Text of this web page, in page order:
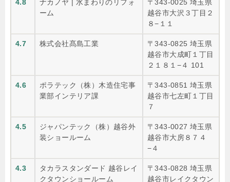
4.8
ナカノヤ | 水まわりのリフォ
ーム
〒343-0025 埼玉県
越谷市大沢３丁目２
８−１１
4.7 株式会社髙島工業
〒343-0825 埼玉県
越谷市大成町１丁目
２１８１−４ 101
4.6
ポラテック（株）木造住宅事
業部インテリア課
〒343-0851 埼玉県
越谷市七左町１丁目
７
4.5
ジャパンテック（株）越谷外
装ショールーム
〒343-0027 埼玉県
越谷市大房８７４
−４
4.3
タカラスタンダード 越谷レイ
クタウンショールーム
〒343-0828 埼玉県
越谷市レイクタウン